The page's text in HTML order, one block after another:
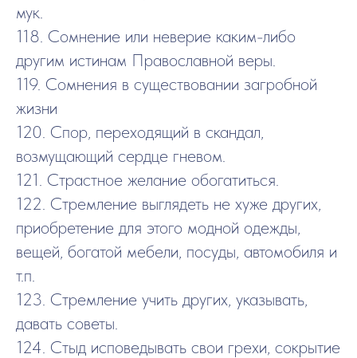
мук.
118. Сомнение или неверие каким-либо
другим истинам Православной веры.
119. Сомнения в существовании загробной
жизни
120. Спор, переходящий в скандал,
возмущающий сердце гневом.
121. Страстное желание обогатиться.
122. Стремление выглядеть не хуже других,
приобретение для этого модной одежды,
вещей, богатой мебели, посуды, автомобиля и
т.п.
123. Стремление учить других, указывать,
давать советы.
124. Стыд исповедывать свои грехи, сокрытие